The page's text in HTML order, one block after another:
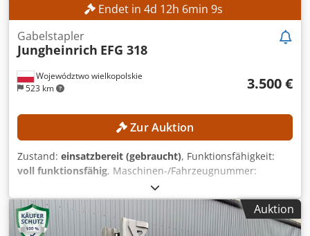
Endet in 4d 12h 6min 7s
Województwo wielkopolskie
523 km
Gabelstapler
Jungheinrich EFG 318
3.500 €
Zur Auktion
Zustand: einsatzbereit (gebraucht), Funktionsfähigkeit:
voll funktionsfähig, Maschinen-/Fahrzeugnummer:
, Betriebsstunden:
Hubhöhe:4.700 mm, Freihub:1.490 mm, Masttyp:Triplex,
Bauhöhe:
2.132 mm
, Kein Mindestpreis - garantierter
Verkauf zum höchsten Gebot! Dcodpjzrlxgsfx Ai Nek
Auktion